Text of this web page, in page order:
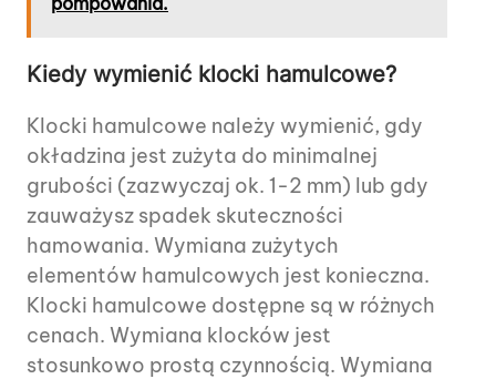
Kiedy wymienić klocki hamulcowe?
Klocki hamulcowe należy wymienić, gdy
okładzina jest zużyta do minimalnej
grubości (zazwyczaj ok. 1-2 mm) lub gdy
zauważysz spadek skuteczności
hamowania. Wymiana zużytych
elementów hamulcowych jest konieczna.
Klocki hamulcowe dostępne są w różnych
cenach. Wymiana klocków jest
stosunkowo prostą czynnością. Wymiana